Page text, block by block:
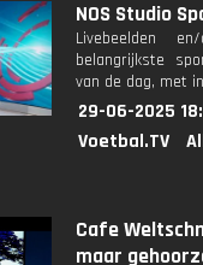
NOS Studio
Livebeelden
belangrijkste
van de dag, met
29-06-2025
Voetbal.TV
Cafe
maar